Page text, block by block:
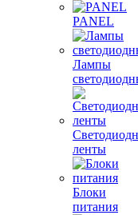
PANEL
Лампы
ленты
Блоки
питания